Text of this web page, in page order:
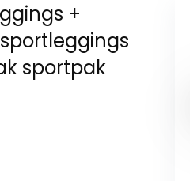
+
sportpak